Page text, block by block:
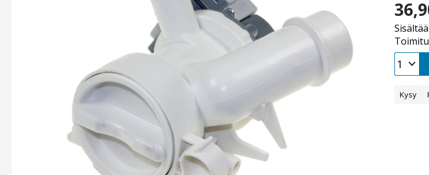
Kysy